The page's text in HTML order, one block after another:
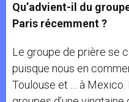
Qu’advient-il du
Paris récemment ?
Le groupe de prière se
puisque nous en
Toulouse et … à Mexico.